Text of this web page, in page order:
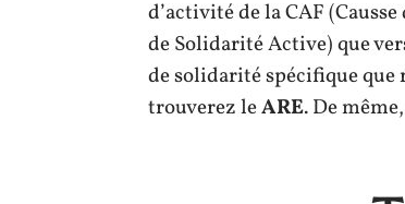
d’activité de la CAF
de Solidarité Active) que
de solidarité spécifique que
trouverez leARE. De